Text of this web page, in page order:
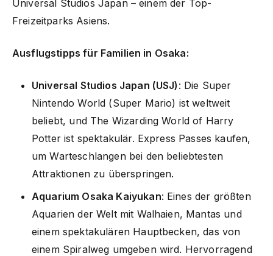
Universal Studios Japan – einem der Top-
Freizeitparks Asiens.
Ausflugstipps für Familien in Osaka:
Universal Studios Japan (USJ) : Die Super
Nintendo World (Super Mario) ist weltweit
beliebt, und The Wizarding World of Harry
Potter ist spektakulär. Express Passes kaufen,
um Warteschlangen bei den beliebtesten
Attraktionen zu überspringen.
Aquarium Osaka Kaiyukan: Eines der größten
Aquarien der Welt mit Walhaien, Mantas und
einem spektakulären Hauptbecken, das von
einem Spiralweg umgeben wird. Hervorragend